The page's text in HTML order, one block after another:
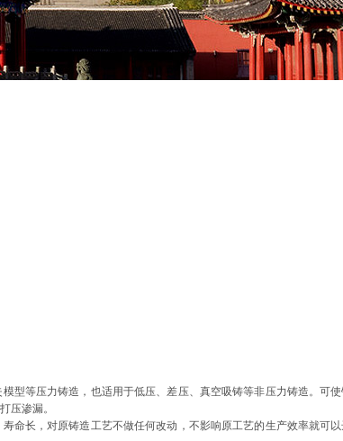
型等压力铸造，也适用于低压、差压、真空吸铸等非压力铸造。可
压渗漏。
命长，对原铸造工艺不做任何改动，不影响原工艺的生产效率就可